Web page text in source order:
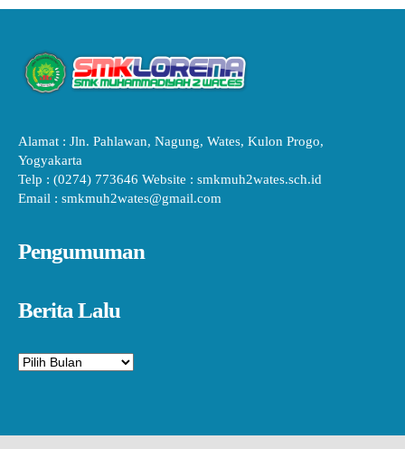
Alamat : Jln. Pahlawan, Nagung, Wates, Kulon Progo,
Yogyakarta
Telp : (0274) 773646 Website : smkmuh2wates.sch.id
Email : smkmuh2wates@gmail.com
Pengumuman
Berita Lalu
Arsip